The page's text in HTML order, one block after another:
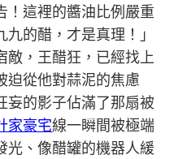
！這裡的醬油比例嚴重
的醋，才是真理！」
敵，王醋狂，已經找上
迫從他對蒜泥的焦慮
妄的影子佔滿了那扇被
家豪宅線一瞬間被極端
光、像醋罐的機器人緩